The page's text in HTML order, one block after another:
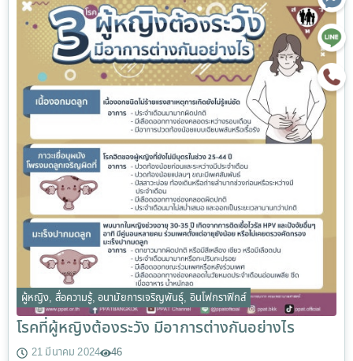
ผู้หญิง, สื่อความรู้,อนามัยการเจริญพันธุ์, อินโฟกราฟิกส์
โรคที่ผู้หญิงต้องระวัง มีอาการต่างกันอย่างไร
21 มีนาคม 2024 46